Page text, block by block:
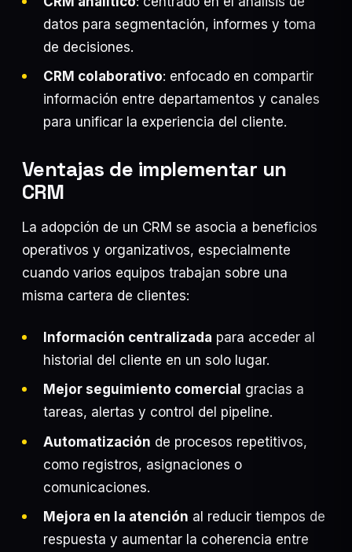
datos para segmentación, informes y toma
de decisiones.
CRM colaborativo: enfocado en compartir
información entre departamentos y canales
para unificar la experiencia del cliente.
Ventajas de implementar un
CRM
La adopción de un CRM se asocia a beneficios
operativos y organizativos, especialmente
cuando varios equipos trabajan sobre una
misma cartera de clientes:
Información centralizada para acceder al
historial del cliente en un solo lugar.
Mejor seguimiento comercial gracias a
tareas, alertas y control del pipeline.
Automatización de procesos repetitivos,
como registros, asignaciones o
comunicaciones.
Mejora en la atención al reducir tiempos de
respuesta y aumentar la coherencia entre